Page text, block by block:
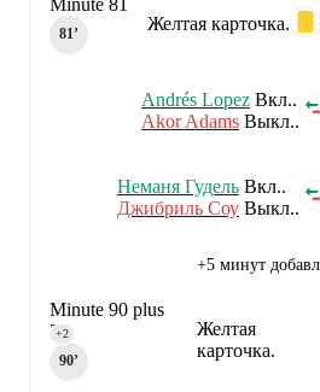
Желтая карточка.
81‎’‎
Andrés Lopez Вкл..
Akor Adams Выкл..
Неманя Гудель Вкл..
Джибриль Соу Выкл..
+5 минут
Желтая
карточка.
Minute 90 plus
2
90‎’‎
+2